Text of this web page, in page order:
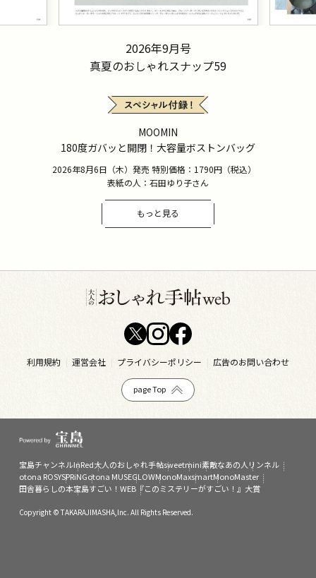
2026年9月号
真夏のおしゃれスナップ59
MOOMIN
180度ガバッと開閉！大容量ボストンバッグ
2026年8月6日（木）発売 特別価格：1790円（税込）
表紙の人：石田ゆり子さん
もっと見る
利用規約 運営会社 プライバシーポリシー 広告のお問い合わせ
page Top
宝島チャンネルInRed大人のおしゃれ手帖sweetmini素敵なあの人リンネル
otona ROSYSPRiNGotona MUSEGLOWMonoMaxsmartMonoMaster
田舎暮らしの本宝島すごい！WEB『このミステリーがすごい！』大賞
Copyright © TAKARAJIMASHA,Inc. All Rights Reserved.